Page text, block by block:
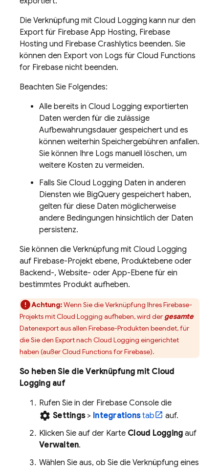
Die Verknüpfung mit Cloud Logging kann nur den
Export für Firebase App Hosting, Firebase
Hosting und Firebase Crashlytics beenden. Sie
können den Export von Logs für Cloud Functions
for Firebase nicht beenden.
Beachten Sie Folgendes:
Alle bereits in Cloud Logging exportierten
Daten werden für die zulässige
Aufbewahrungsdauer gespeichert und es
können weiterhin Speichergebühren anfallen.
Sie können Ihre Logs manuell löschen, um
weitere Kosten zu vermeiden.
Falls Sie Cloud Logging Daten in anderen
Diensten wie BigQuery gespeichert haben,
gelten für diese Daten möglicherweise
andere Bedingungen hinsichtlich der Daten
persistenz.
Sie können die Verknüpfung mit Cloud Logging
auf Firebase-Projekt ebene, Produktebene oder
Backend-, Website- oder App-Ebene für ein
bestimmtes Produkt aufheben.
Achtung:Wenn Sie die Verknüpfung Ihres Firebase-
Projekts mitCloud Logging aufheben, wird der gesamte
Datenexport aus allen Firebase-Produkten beendet, für
die Sie den Export nach Cloud Logging eingerichtet
haben (außerCloud Functions for Firebase).
So heben Sie die Verknüpfung mit Cloud
Loggingauf
Rufen Sie in der Firebase Console die
settings Settings> Integrationstab
auf.
Klicken Sie auf der Karte Cloud Logging auf
Verwalten.
Wählen Sie aus, ob Sie die Verknüpfung eines